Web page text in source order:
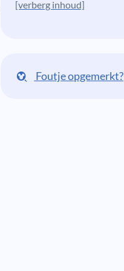
[verberg inhoud]
Foutje opgemerkt?